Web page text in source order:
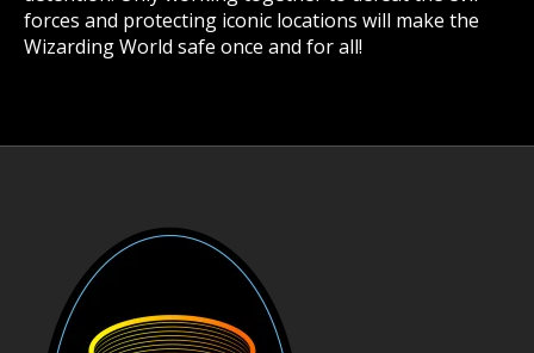
forces and protecting iconic locations will make the
Wizarding World safe once and for all!